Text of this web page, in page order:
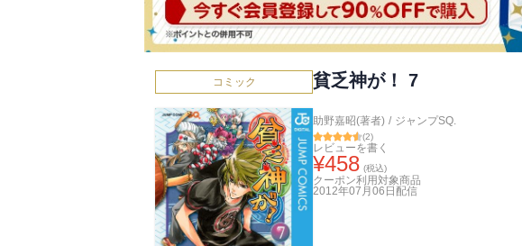
コミック 貧乏神が！ 7
助野嘉昭(著者) / ジャンプSQ.
(2)
レビューを書く
¥458 (税込)
クーポン利用対象商品
2012年07月06日 配信